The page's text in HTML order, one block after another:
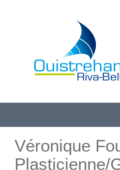
Véronique
Plasticienne/